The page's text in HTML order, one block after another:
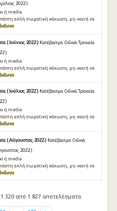
2022 )
ή media
απλή σωματική κάκωση, μη ικανή να
( Ιούνιος 2022 ) Κατέβασμα Οδικά Τροχαία
)
ή media
απλή σωματική κάκωση, μη ικανή να
( Ιούλιος 2022 ) Κατέβασμα Οδικά Τροχαία
)
ή media
απλή σωματική κάκωση, μη ικανή να
( Αύγουστος 2022 ) Κατέβασμα Οδικά
2022 )
ή media
απλή σωματική κάκωση, μη ικανή να
από 1.827 αποτελέσματα.